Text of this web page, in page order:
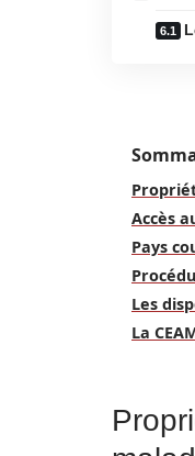
Accès
Pays
Les
La